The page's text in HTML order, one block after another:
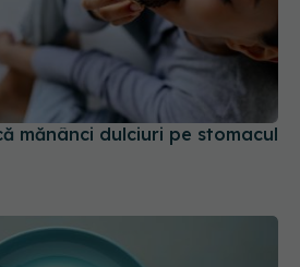
mănânci dulciuri pe stomacul